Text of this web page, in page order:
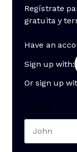
Regístrate
gratuita y
Have an
Sign up with:
Or sign up
Name *